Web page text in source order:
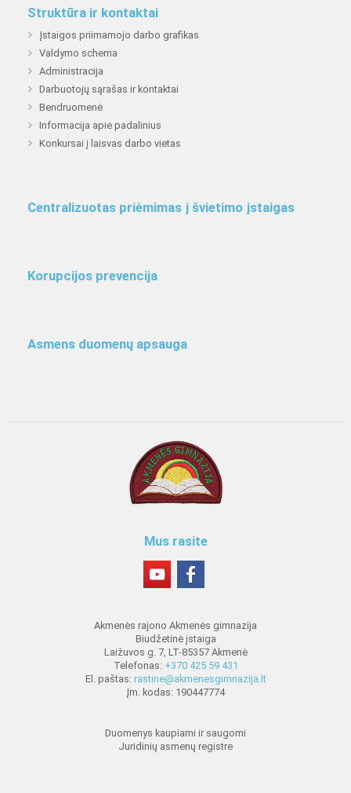
Struktūra ir kontaktai
Įstaigos priimamojo darbo grafikas
Valdymo schema
Administracija
Darbuotojų sąrašas ir kontaktai
Bendruomenė
Informacija apie padalinius
Konkursai į laisvas darbo vietas
Centralizuotas priėmimas į švietimo įstaigas
Korupcijos prevencija
Asmens duomenų apsauga
Mus rasite
Akmenės rajono Akmenės gimnazija
Biudžetinė įstaiga
Laižuvos g. 7, LT-85357 Akmenė
Telefonas: +370 425 59 431
El. paštas: rastine@akmenesgimnazija.lt
Įm. kodas: 190447774
Duomenys kaupiami ir saugomi
Juridinių asmenų registre